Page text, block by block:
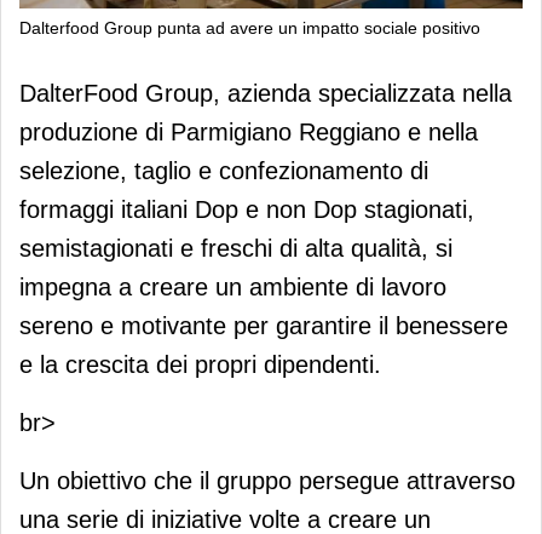
Dalterfood Group punta ad avere un impatto sociale positivo
Dalterfood Group punta ad avere un
impatto sociale positivo
DalterFood Group, azienda specializzata nella
produzione di Parmigiano Reggiano e nella
selezione, taglio e confezionamento di
formaggi italiani Dop e non Dop stagionati,
semistagionati e freschi di alta qualità, si
impegna a creare un ambiente di lavoro
sereno e motivante per garantire il benessere
e la crescita dei propri dipendenti.
br>
Un obiettivo che il gruppo persegue attraverso
una serie di iniziative volte a creare un